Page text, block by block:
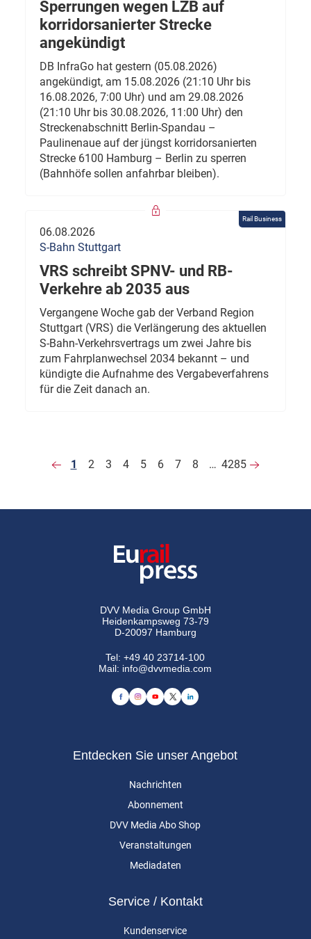
Sperrungen wegen LZB auf
korridorsanierter Strecke
angekündigt
DB InfraGo hat gestern (05.08.2026)
angekündigt, am 15.08.2026 (21:10 Uhr bis
16.08.2026, 7:00 Uhr) und am 29.08.2026
(21:10 Uhr bis 30.08.2026, 11:00 Uhr) den
Streckenabschnitt Berlin-Spandau –
Paulinenaue auf der jüngst korridorsanierten
Strecke 6100 Hamburg – Berlin zu sperren
(Bahnhöfe sollen anfahrbar bleiben).
Rail Business
06.08.2026
S-Bahn Stuttgart
VRS schreibt SPNV- und RB-
Verkehre ab 2035 aus
Vergangene Woche gab der Verband Region
Stuttgart (VRS) die Verlängerung des aktuellen
S-Bahn-Verkehrsvertrags um zwei Jahre bis
zum Fahrplanwechsel 2034 bekannt – und
kündigte die Aufnahme des Vergabeverfahrens
für die Zeit danach an.
1 2 3 4 5 6 7 8 … 4285
DVV Media Group GmbH
Heidenkampsweg 73-79
D-20097 Hamburg
Tel:+49 40 23714-100
Mail: info@dvvmedia.com
Entdecken Sie unser Angebot
Nachrichten
Abonnement
DVV Media Abo Shop
Veranstaltungen
Mediadaten
Service / Kontakt
Kundenservice